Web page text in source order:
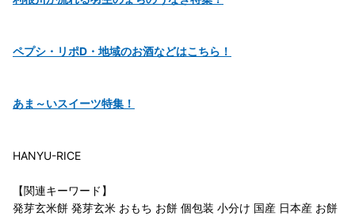
ペプシ・リポD・地域のお酒などはこちら！
あま～いスイーツ特集！
HANYU-RICE
【関連キーワード】
発芽玄米餅 発芽玄米 おもち お餅 個包装 小分け 国産 日本産 お餅